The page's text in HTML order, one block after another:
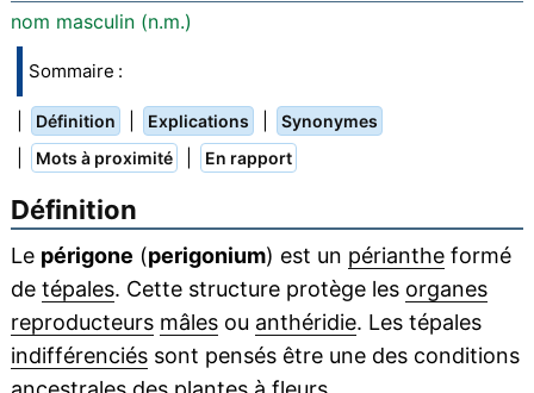
nom masculin (n.m.)
Sommaire :
Définition Explications Synonymes
Mots à proximité En rapport
Définition
Le périgone (perigonium) est un périantheformé
de tépales. Cette structure protège les organes
reproducteurs mâlesou anthéridie. Les tépales
indifférenciéssont pensés être une des conditions